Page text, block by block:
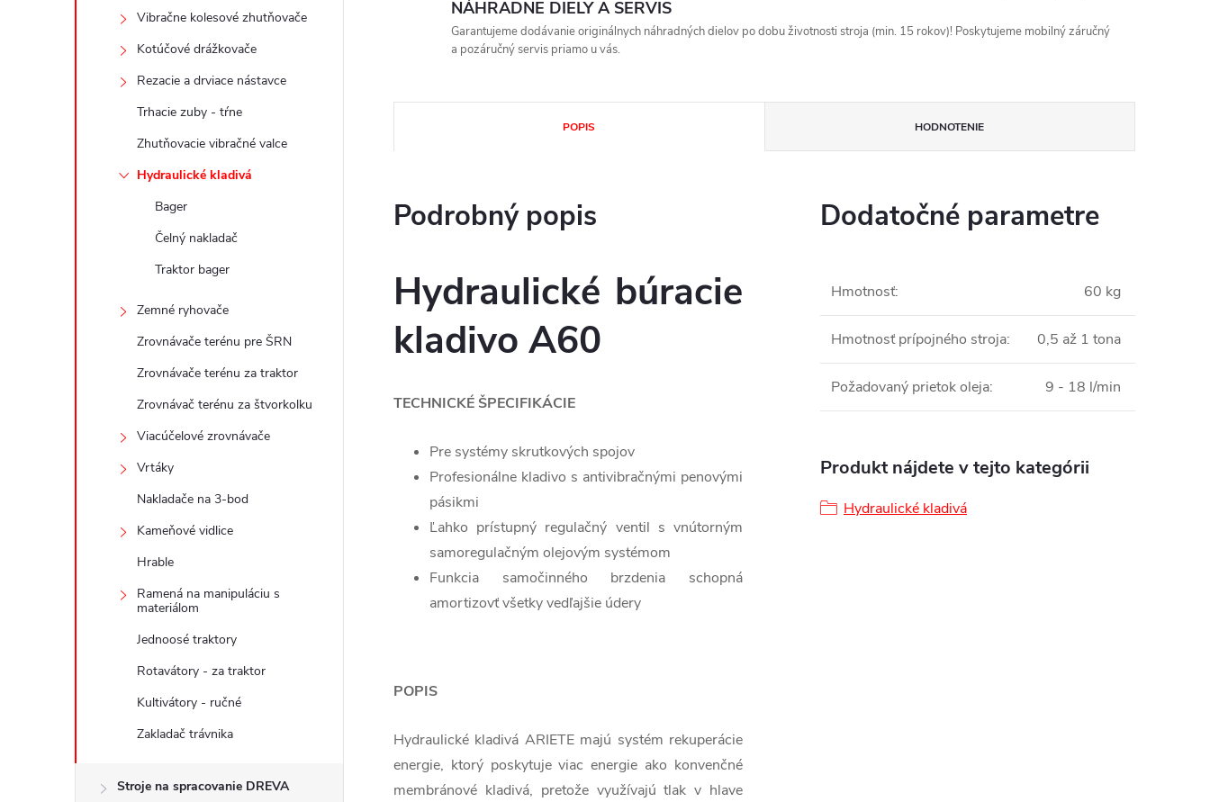
Vibračne kolesové zhutňovače
Kotúčové drážkovače
Rezacie a drviace nástavce
Trhacie zuby - tŕne
Zhutňovacie vibračné valce
Hydraulické kladivá
Bager
Čelný nakladač
Traktor bager
Zemné ryhovače
Zrovnávače terénu pre ŠRN
Zrovnávače terénu za traktor
Zrovnávač terénu za štvorkolku
Viacúčelové zrovnávače
Vrtáky
Nakladače na 3-bod
Kameňové vidlice
Hrable
Ramená na manipuláciu s
materiálom
Jednoosé traktory
Rotavátory - za traktor
Kultivátory - ručné
Zakladač trávnika
Stroje na spracovanie DREVA
NÁHRADNE DIELY A SERVIS
Garantujeme dodávanie originálnych náhradných dielov po dobu životnosti stroja (min. 15 rokov)! Poskytujeme mobilný záručný
a pozáručný servis priamo u vás.
POPIS HODNOTENIE
Podrobný popis
Hydraulické búracie
kladivo A60
TECHNICKÉ ŠPECIFIKÁCIE
Pre systémy skrutkových spojov
Profesionálne kladivo s antivibračnými penovými
pásikmi
Ľahko prístupný regulačný ventil s vnútorným
samoregulačným olejovým systémom
Funkcia samočinného brzdenia schopná
amortizovť všetky vedľajšie údery
POPIS
Hydraulické kladivá ARIETE majú systém rekuperácie
energie, ktorý poskytuje viac energie ako konvenčné
membránové kladivá, pretože využívajú tlak v hlave
Dodatočné parametre
Hmotnosť: 60 kg
Hmotnosť prípojného stroja: 0,5 až 1 tona
Požadovaný prietok oleja: 9 - 18 l/min
Produkt nájdete v tejto kategórii
Hydraulické kladivá